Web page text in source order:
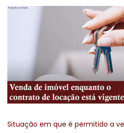
Situação em que é permitido a